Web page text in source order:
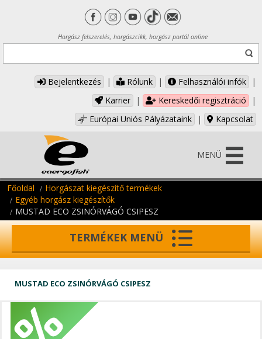
Horgász felszerelés, horgászcikk, horgász portál online
Bejelentkezés | Rólunk | Felhasználói infók
|
Karrier
| Kereskedői regisztráció
|
Európai Uniós Pályázataink
| Kapcsolat
MENÜ
Főoldal
Horgászat kiegészítő termékek
Egyéb horgász kiegészítők
MUSTAD ECO ZSINÓRVÁGÓ CSIPESZ
TERMÉKEK MENÜ
MUSTAD ECO ZSINÓRVÁGÓ CSIPESZ